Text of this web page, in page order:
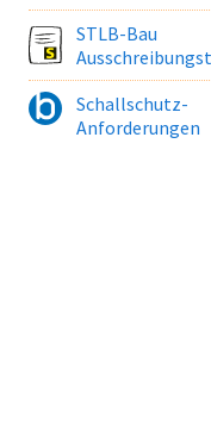
STLB-Bau
Schallschutz-
Anforderungen